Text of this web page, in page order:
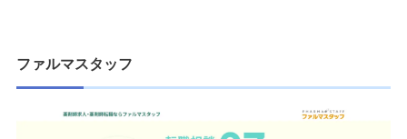
ファルマスタッフ